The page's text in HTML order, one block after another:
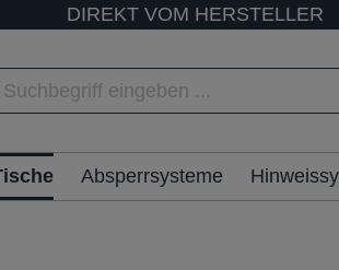
DIREKT VOM HERSTELLER
Absperrsysteme